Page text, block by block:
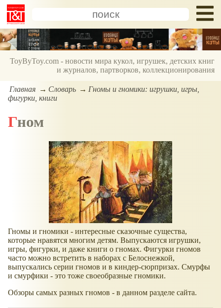
ToyByToy.com - новости мира кукол, игрушек, детских книг
и журналов, партворков, коллекционирования
Главная Словарь
Гномы и гномики: игрушки, игры,
фигурки, книги
Гном
Гномы и гномики - интересные сказочные существа,
которые нравятся многим детям. Выпускаются игрушки,
игры, фигурки, и даже книги о гномах. Фигурки гномов
часто можно встретить в наборах с Белоснежкой,
выпускались серии гномов и в киндер-сюрпризах. Смурфы
и смурфики - это тоже своеобразные гномики.
Обзоры самых разных гномов - в данном разделе сайта.